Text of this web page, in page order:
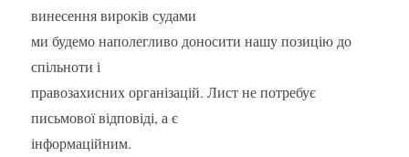
винесення вироків судами
ми будемо наполегливо доносити нашу позицію до
спільноти і
правозахисних організацій. Лист не потребує
письмової відповіді, а є
інформаційним.